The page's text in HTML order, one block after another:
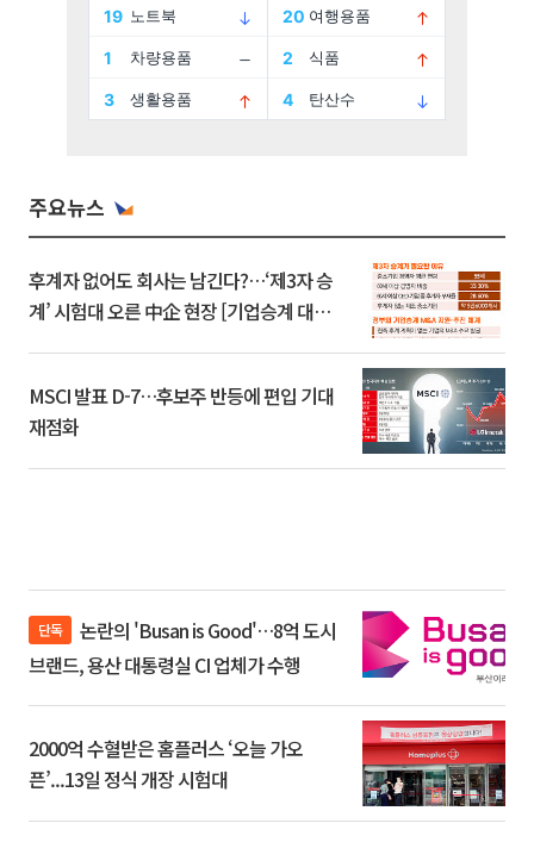
주요뉴스
후계자 없어도 회사는 남긴다?…‘제3자 승
계’ 시험대 오른 中企 현장 [기업승계 대전
MSCI 발표 D-7…후보주 반등에 편입 기대
재점화
단독
브랜드, 용산 대통령실 CI 업체가 수행
2000억 수혈받은 홈플러스 ‘오늘 가오
픈’...13일 정식 개장 시험대